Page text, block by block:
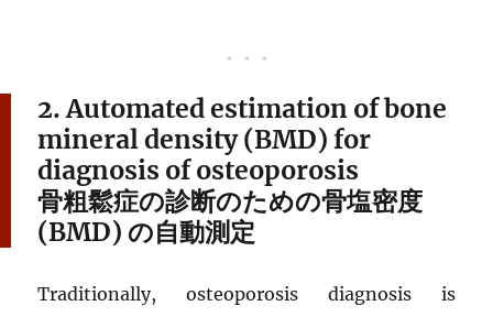
2. Automated estimation of bone
mineral density (BMD) for
diagnosis of osteoporosis
骨粗鬆症の診断のための骨塩密度
(BMD) の自動測定
Traditionally, osteoporosis diagnosis is